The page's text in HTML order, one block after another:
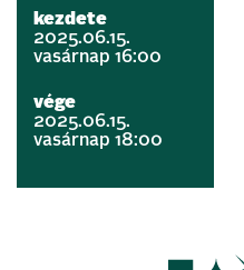
kezdete
2025.06.15.
vasárnap 16:00
vége
2025.06.15.
vasárnap 18:00